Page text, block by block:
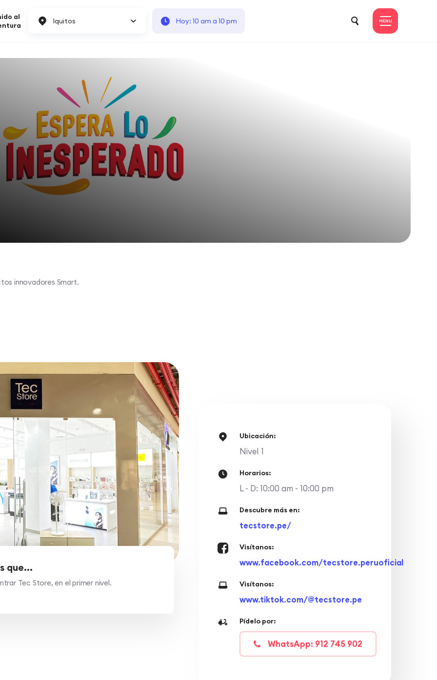
al
Iquitos Hoy: 10 am a 10 pm MENU
innovadores Smart.
que...
Tec Store, en el primer nivel.
Ubicación:
Nivel 1
Horarios:
L - D: 10:00 am - 10:00 pm
Descubre más en:
tecstore.pe/
Visítanos:
www.facebook.com/tecstore.peruoficial
Visítanos:
www.tiktok.com/@tecstore.pe
Pídelo por:
WhatsApp: 912 745 902